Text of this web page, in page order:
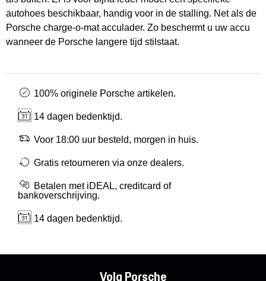
autohoes beschikbaar, handig voor in de stalling. Net als de
Porsche charge-o-mat acculader. Zo beschermt u uw accu
wanneer de Porsche langere tijd stilstaat.
100% originele Porsche artikelen.
14 dagen bedenktijd.
Voor 18:00 uur besteld, morgen in huis.
Gratis retourneren via onze dealers.
Betalen met iDEAL, creditcard of
bankoverschrijving.
14 dagen bedenktijd.
Volg Porsche